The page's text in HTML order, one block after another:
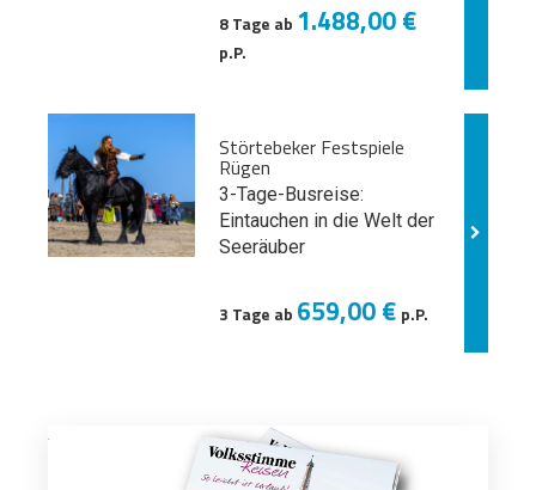
8 Tage ab 1.488,00 €
p.P.
Störtebeker Festspiele
Rügen
3-Tage-Busreise:
Eintauchen in die Welt der
Seeräuber
3 Tage ab 659,00 € p.P.